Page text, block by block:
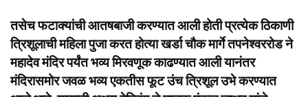
तसेच फटाक्यांची आतषबाजी करण्यात आली होती प्रत्येक ठिकाणी
त्रिशूलाची महिला पुजा करत होत्या खर्डा चौक मार्गे तपनेश्वररोड ने
महादेव मंदिर पर्यंत भव्य मिरवणूक काढण्यात आली यानंतर
मंदिरासमोर जवळ भव्य एकतीस फूट उंच त्रिशूल उभे करण्यात